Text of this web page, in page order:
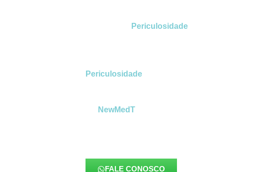
Periculosidade
Periculosidade
NewMedT
FALE CONOSCO